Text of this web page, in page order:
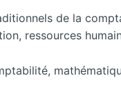
de la
ressources